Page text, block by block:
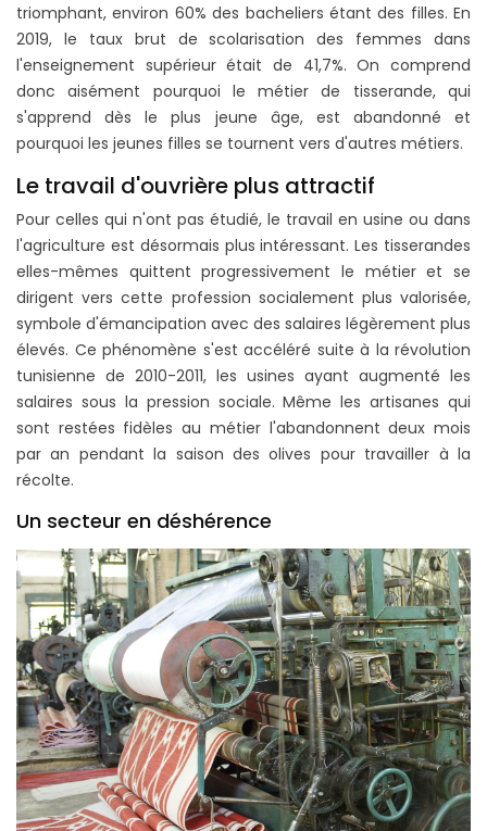
triomphant, environ 60% des bacheliers étant des filles. En
2019, le taux brut de scolarisation des femmes dans
l'enseignement supérieur était de 41,7%. On comprend
donc aisément pourquoi le métier de tisserande, qui
s'apprend dès le plus jeune âge, est abandonné et
pourquoi les jeunes filles se tournent vers d'autres métiers.
Le travail d'ouvrière plus attractif
Pour celles qui n'ont pas étudié, le travail en usine ou dans
l'agriculture est désormais plus intéressant. Les tisserandes
elles-mêmes quittent progressivement le métier et se
dirigent vers cette profession socialement plus valorisée,
symbole d'émancipation avec des salaires légèrement plus
élevés. Ce phénomène s'est accéléré suite à la révolution
tunisienne de 2010-2011, les usines ayant augmenté les
salaires sous la pression sociale. Même les artisanes qui
sont restées fidèles au métier l'abandonnent deux mois
par an pendant la saison des olives pour travailler à la
récolte.
Un secteur en déshérence